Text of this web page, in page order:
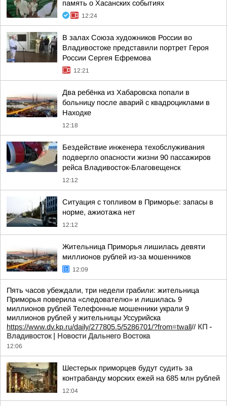
память о Хасанских событиях
12:24
В залах Союза художников России во
Владивостоке представили портрет Героя
России Сергея Ефремова
12:21
Два ребёнка из Хабаровска попали в
больницу после аварий с квадроциклами в
Находке
12:18
Бездействие инженера техобслуживания
подвергло опасности жизни 90 пассажиров
рейса Владивосток-Благовещенск
12:12
Ситуация с топливом в Приморье: запасы в
норме, ажиотажа нет
12:12
Жительница Приморья лишилась девяти
миллионов рублей из-за мошенников
12:09
Пять часов убеждали, три недели грабили: жительница
Приморья поверила «следователю» и лишилась 9
миллионов рублей Телефонные мошенники украли 9
миллионов рублей у жительницы Уссурийска
https://www.dv.kp.ru/daily/277805.5/5286701/?from=twall// КП -
Владивосток | Новости Дальнего Востока
12:06
Шестерых приморцев будут судить за
контрабанду морских ежей на 685 млн рублей
12:04